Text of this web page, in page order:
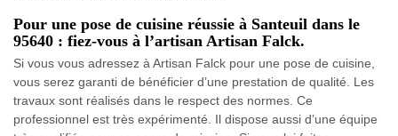
Pour une pose de cuisine réussie à Santeuil dans le
95640 : fiez-vous à l’artisan Artisan Falck.
Si vous vous adressez à Artisan Falck pour une pose de cuisine,
vous serez garanti de bénéficier d’une prestation de qualité. Les
travaux sont réalisés dans le respect des normes. Ce
professionnel est très expérimenté. Il dispose aussi d’une équipe